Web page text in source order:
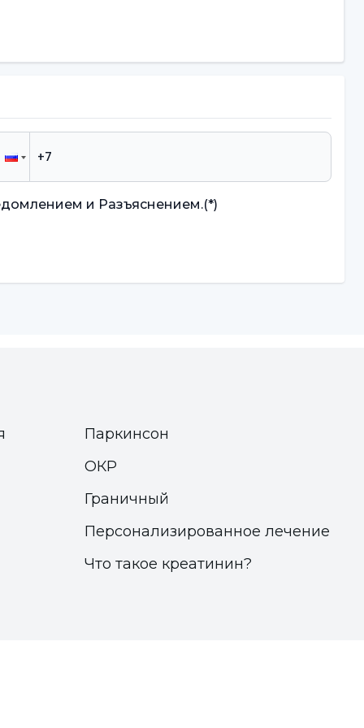
и Разъяснением.(*)
Паркинсон
ОКР
Граничный
Персонализированное лечение
Что такое креатинин?